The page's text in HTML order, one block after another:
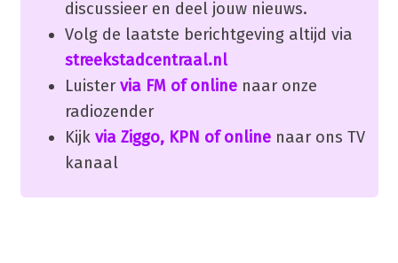
discussieer en deel jouw nieuws.
Volg de laatste berichtgeving altijd via
streekstadcentraal.nl
Luister via FM of onlinenaar onze
radiozender
Kijk via Ziggo, KPN of onlinenaar ons TV
kanaal